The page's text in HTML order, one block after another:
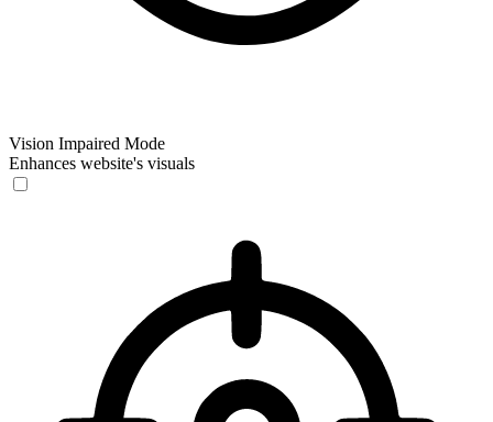
Vision Impaired Mode
Enhances website's visuals